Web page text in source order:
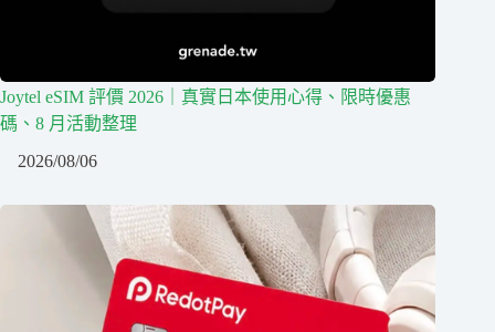
Joytel eSIM 評價 2026｜真實日本使用心得、限時優惠
碼、8 月活動整理
2026/08/06